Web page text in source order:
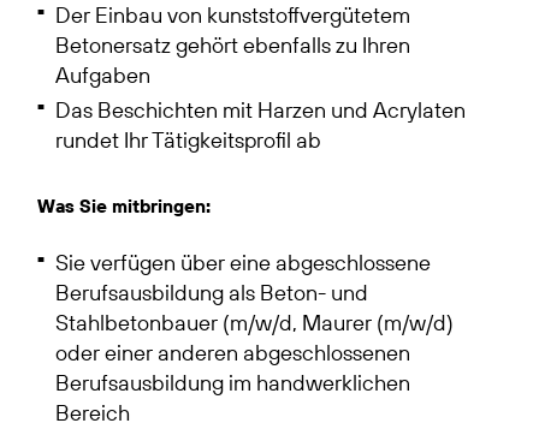
Der Einbau von kunststoffvergütetem
Betonersatz gehört ebenfalls zu Ihren
Aufgaben
Das Beschichten mit Harzen und Acrylaten
rundet Ihr Tätigkeitsprofil ab
Was Sie mitbringen:
Sie verfügen über eine abgeschlossene
Berufsausbildung als Beton- und
Stahlbetonbauer (m/w/d, Maurer (m/w/d)
oder einer anderen abgeschlossenen
Berufsausbildung im handwerklichen
Bereich